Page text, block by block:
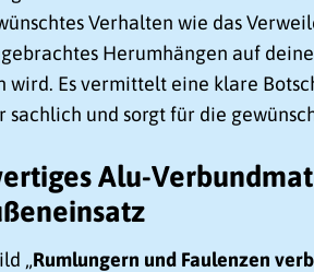
Verhalten wie das
Herumhängen auf
wird. Es vermittelt eine klare
sachlich und sorgt für die
Alu-
„Rumlungern und Faulenzen